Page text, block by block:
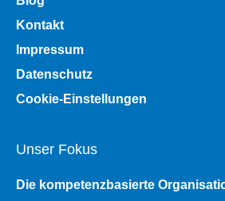
Kontakt
Impressum
Datenschutz
Cookie-Einstellungen
Unser Fokus
Die kompetenzbasierte